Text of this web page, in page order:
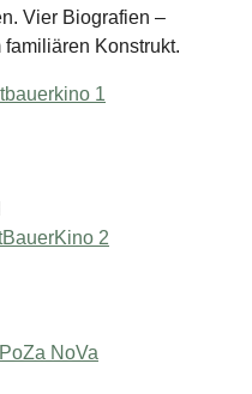
Vier Biografien –
Konstrukt.
1
2
NoVa